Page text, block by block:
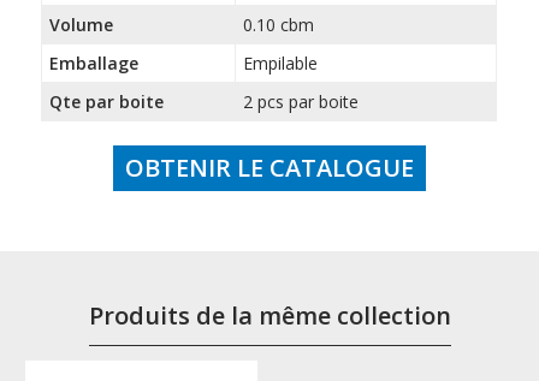
Volume
0.10 cbm
Emballage
Empilable
Qte par boite
2 pcs par boite
OBTENIR LE CATALOGUE
Produits de la même collection